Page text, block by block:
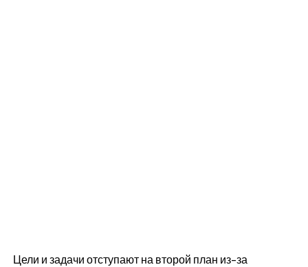
Цели и задачи отступают на второй план из-за